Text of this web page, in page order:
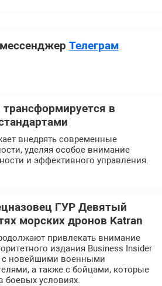
Телеграм
в
внедрять современные
уделяя особое внимание
и эффективного управления.
ГУР Девятый
морских дронов Katran
привлекать внимание
издания Business Insider
с новейшими военными
а также с бойцами, которые
боевых условиях.